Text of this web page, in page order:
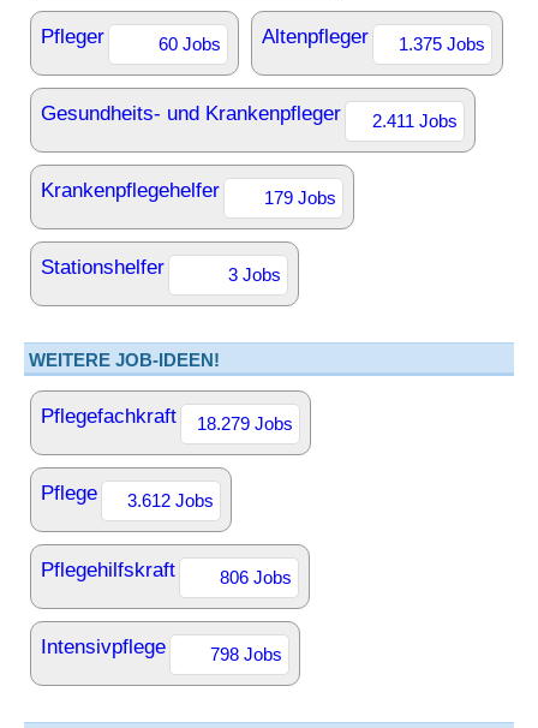
Pfleger 60 Jobs Altenpfleger 1.375 Jobs
Gesundheits- und Krankenpfleger 2.411 Jobs
Krankenpflegehelfer 179 Jobs
Stationshelfer 3 Jobs
WEITERE JOB-IDEEN!
Pflegefachkraft 18.279 Jobs
Pflege 3.612 Jobs
Pflegehilfskraft 806 Jobs
Intensivpflege 798 Jobs